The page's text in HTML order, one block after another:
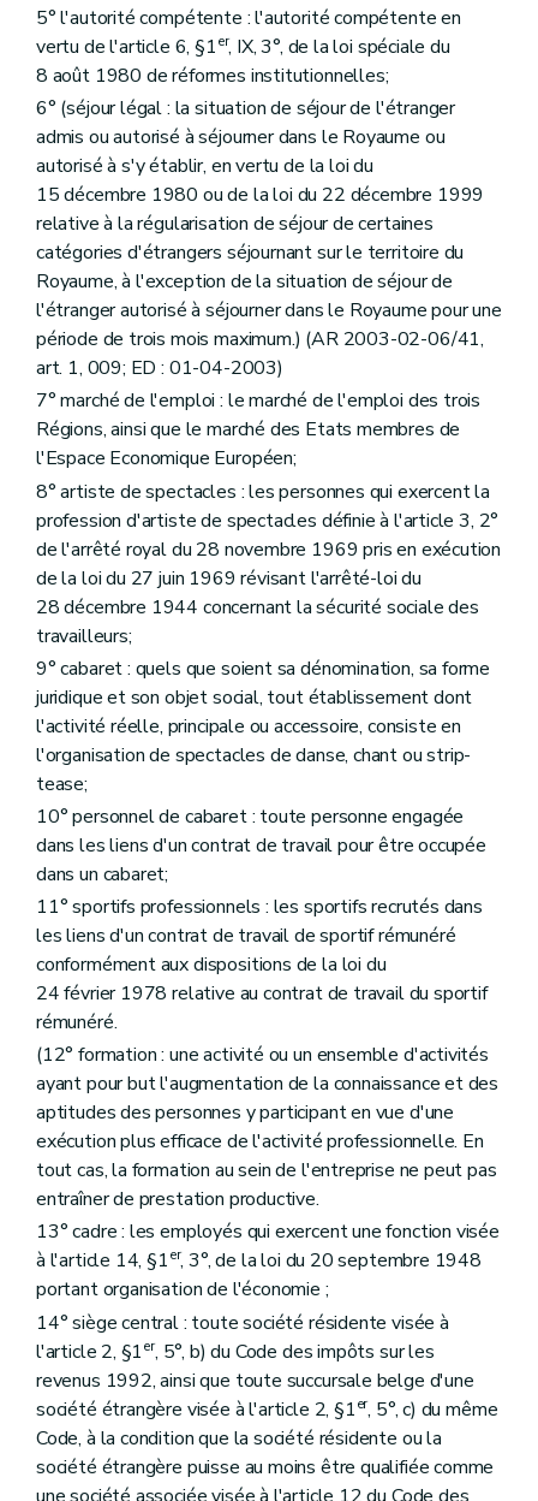
5° l'autorité compétente : l'autorité compétente en
vertu de l'article 6, §1er, IX, 3°, de la loi spéciale du
8 août 1980 de réformes institutionnelles;
6° (séjour légal : la situation de séjour de l'étranger
admis ou autorisé à séjourner dans le Royaume ou
autorisé à s'y établir, en vertu de la loi du
15 décembre 1980 ou de la loi du 22 décembre 1999
relative à la régularisation de séjour de certaines
catégories d'étrangers séjournant sur le territoire du
Royaume, à l'exception de la situation de séjour de
l'étranger autorisé à séjourner dans le Royaume pour une
période de trois mois maximum.) (AR 2003-02-06/41,
art. 1, 009; ED : 01-04-2003)
7° marché de l'emploi : le marché de l'emploi des trois
Régions, ainsi que le marché des Etats membres de
l'Espace Economique Européen;
8° artiste de spectacles : les personnes qui exercent la
profession d'artiste de spectacles définie à l'article 3, 2°
de l'arrêté royal du 28 novembre 1969 pris en exécution
de la loi du 27 juin 1969 révisant l'arrêté-loi du
28 décembre 1944 concernant la sécurité sociale des
travailleurs;
9° cabaret : quels que soient sa dénomination, sa forme
juridique et son objet social, tout établissement dont
l'activité réelle, principale ou accessoire, consiste en
l'organisation de spectacles de danse, chant ou strip-
tease;
10° personnel de cabaret : toute personne engagée
dans les liens d'un contrat de travail pour être occupée
dans un cabaret;
11° sportifs professionnels : les sportifs recrutés dans
les liens d'un contrat de travail de sportif rémunéré
conformément aux dispositions de la loi du
24 février 1978 relative au contrat de travail du sportif
rémunéré.
(12° formation : une activité ou un ensemble d'activités
ayant pour but l'augmentation de la connaissance et des
aptitudes des personnes y participant en vue d'une
exécution plus efficace de l'activité professionnelle. En
tout cas, la formation au sein de l'entreprise ne peut pas
entraîner de prestation productive.
13° cadre : les employés qui exercent une fonction visée
à l'article 14, §1er, 3°, de la loi du 20 septembre 1948
portant organisation de l'économie ;
14° siège central : toute société résidente visée à
l'article 2, §1er, 5°, b) du Code des impôts sur les
revenus 1992, ainsi que toute succursale belge d'une
société étrangère visée à l'article 2, §1er, 5°, c) du même
Code, à la condition que la société résidente ou la
société étrangère puisse au moins être qualifiée comme